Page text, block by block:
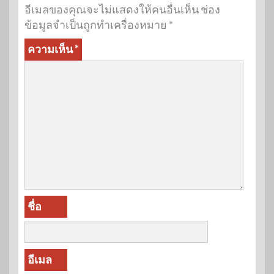
อีเมลของคุณจะไม่แสดงให้คนอื่นเห็นช่อง
ข้อมูลจำเป็นถูกทำเครื่องหมาย *
ความเห็น*
ชื่อ
อีเมล